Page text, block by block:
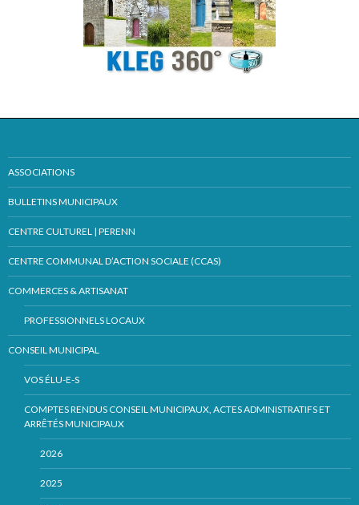
ASSOCIATIONS
BULLETINS MUNICIPAUX
CENTRE CULTUREL | PERENN
CENTRE COMMUNAL D’ACTION SOCIALE (CCAS)
COMMERCES & ARTISANAT
PROFESSIONNELS LOCAUX
CONSEIL MUNICIPAL
VOS ÉLU-E-S
COMPTES RENDUS CONSEIL MUNICIPAUX, ACTES ADMINISTRATIFS ET
ARRÊTÉS MUNICIPAUX
2026
2025